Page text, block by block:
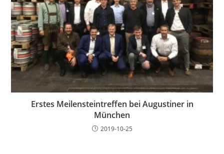
Erstes Meilensteintreffen bei Augustiner in
München
2019-10-25